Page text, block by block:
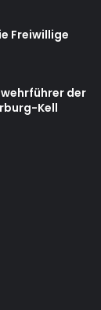
Freiwillige
der
Kell